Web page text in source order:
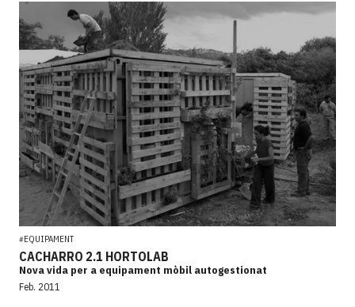
#EQUIPAMENT
CACHARRO 2.1 HORTOLAB
Nova vida per a equipament mòbil autogestionat
Feb. 2011